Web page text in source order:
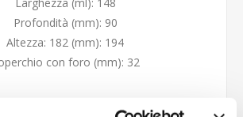
Profondità (mm): 90
Altezza: 182 (mm): 194
con foro (mm): 32